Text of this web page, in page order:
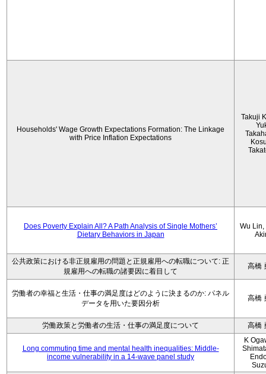
Households' Wage Growth Expectations Formation: The Linkage
with Price Inflation Expectations
Takuji
Does Poverty Explain All? A Path Analysis of Single Mothers’
Dietary Behaviors in Japan
Wu Lin,
公共政策における非正規雇用の問題と正規雇用への転職について: 正
規雇用への転職の諸要因に着目して
高橋
労働者の幸福と生活・仕事の満足度はどのように決まるのか: パネル
データを用いた要因分析
高橋
労働政策と労働者の生活・仕事の満足度について 高橋
Long commuting time and mental health inequalities: Middle-
income vulnerability in a 14-wave panel study
K